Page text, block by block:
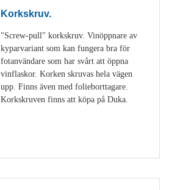
Korkskruv.
"Screw-pull" korkskruv. Vinöppnare av
kyparvariant som kan fungera bra för
fotanvändare som har svårt att öppna
vinflaskor. Korken skruvas hela vägen
upp. Finns även med folieborttagare.
Korkskruven finns att köpa på Duka.